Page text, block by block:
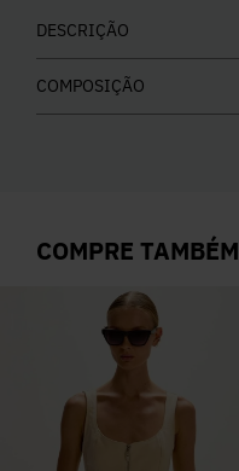
DESCRIÇÃO
COMPOSIÇÃO
COMPRE TAMBÉM
8º Calça Jeans